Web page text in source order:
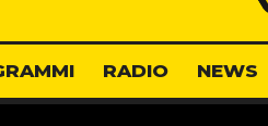
RADIO NEWS